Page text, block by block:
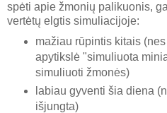
spėti apie žmonių palikuonis,
vertėtų elgtis simuliacijoje:
mažiau rūpintis kitais
apytikslė "simuliuota
simuliuoti žmonės)
labiau gyventi šia diena
išjungta)